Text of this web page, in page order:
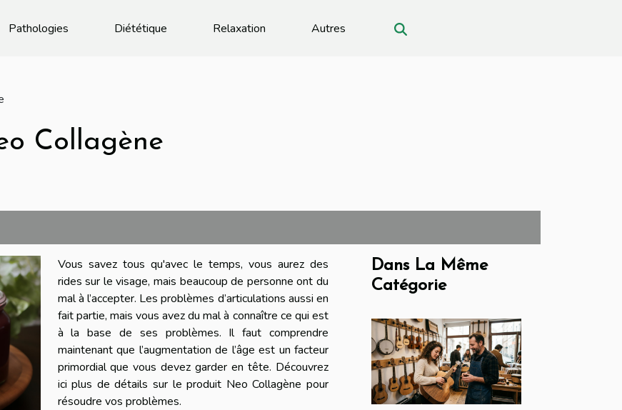
Pathologies Diététique Relaxation Autres
Collagène
Vous savez tous qu'avec le temps, vous aurez des
rides sur le visage, mais beaucoup de personne ont du
mal à l’accepter. Les problèmes d’articulations aussi en
fait partie, mais vous avez du mal à connaître ce qui est
à la base de ses problèmes. Il faut comprendre
maintenant que l’augmentation de l’âge est un facteur
primordial que vous devez garder en tête. Découvrez
ici plus de détails sur le produit Neo Collagène pour
résoudre vos problèmes.
Dans La Même
Catégorie